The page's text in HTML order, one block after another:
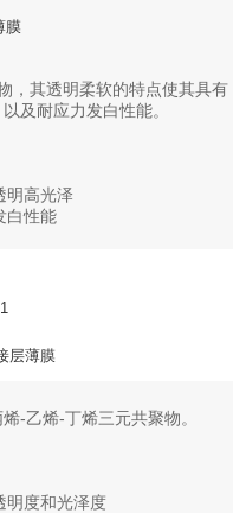
膜
，其透明柔软的特点使其具有
及耐应力发白性能。
明高光泽
白性能
层薄膜
-乙烯-丁烯三元共聚物。
明度和光泽度